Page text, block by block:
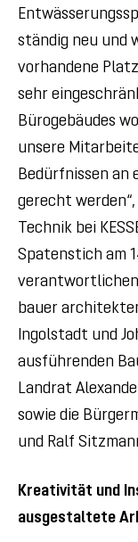
ständig neu und
vorhandene
sehr
Bürogebäudes
unsere
Bedürfnissen an
gerecht
Technik bei
Spatenstich am
bauer
Ingolstadt und
ausführenden
Landrat
sowie die
und Ralf
Kreativität und
ausgestaltete